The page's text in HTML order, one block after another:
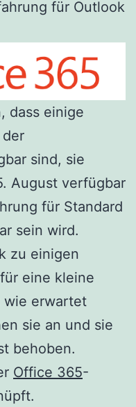
für Outlook
dass einige
sind, sie
August verfügbar
für Standard
sein wird.
zu einigen
eine kleine
wie erwartet
sie an und sie
behoben.
Office 365-